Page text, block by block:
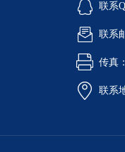
联系
联系
传真：
联系